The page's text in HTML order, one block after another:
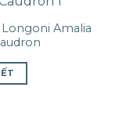
Longoni Amalia